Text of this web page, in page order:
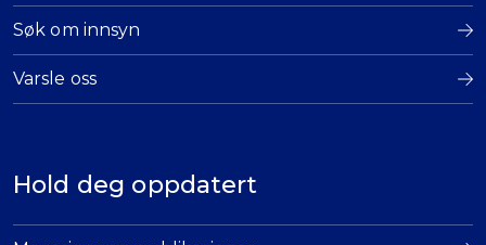
Søk om innsyn
Varsle oss
Hold deg oppdatert